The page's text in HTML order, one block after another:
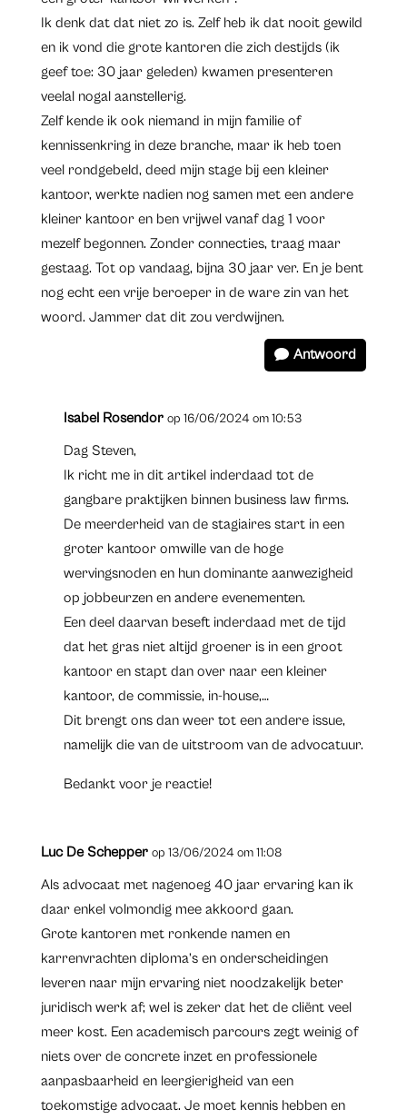
Ik denk dat dat niet zo is. Zelf heb ik dat nooit gewild
en ik vond die grote kantoren die zich destijds (ik
geef toe: 30 jaar geleden) kwamen presenteren
veelal nogal aanstellerig.
Zelf kende ik ook niemand in mijn familie of
kennissenkring in deze branche, maar ik heb toen
veel rondgebeld, deed mijn stage bij een kleiner
kantoor, werkte nadien nog samen met een andere
kleiner kantoor en ben vrijwel vanaf dag 1 voor
mezelf begonnen. Zonder connecties, traag maar
gestaag. Tot op vandaag, bijna 30 jaar ver. En je bent
nog echt een vrije beroeper in de ware zin van het
woord. Jammer dat dit zou verdwijnen.
Antwoord
Isabel Rosendor op 16/06/2024 om 10:53
Dag Steven,
Ik richt me in dit artikel inderdaad tot de
gangbare praktijken binnen business law firms.
De meerderheid van de stagiaires start in een
groter kantoor omwille van de hoge
wervingsnoden en hun dominante aanwezigheid
op jobbeurzen en andere evenementen.
Een deel daarvan beseft inderdaad met de tijd
dat het gras niet altijd groener is in een groot
kantoor en stapt dan over naar een kleiner
kantoor, de commissie, in-house,…
Dit brengt ons dan weer tot een andere issue,
namelijk die van de uitstroom van de advocatuur.
Bedankt voor je reactie!
Luc De Schepper op 13/06/2024 om 11:08
Als advocaat met nagenoeg 40 jaar ervaring kan ik
daar enkel volmondig mee akkoord gaan.
Grote kantoren met ronkende namen en
karrenvrachten diploma’s en onderscheidingen
leveren naar mijn ervaring niet noodzakelijk beter
juridisch werk af; wel is zeker dat het de cliënt veel
meer kost. Een academisch parcours zegt weinig of
niets over de concrete inzet en professionele
aanpasbaarheid en leergierigheid van een
toekomstige advocaat. Je moet kennis hebben en